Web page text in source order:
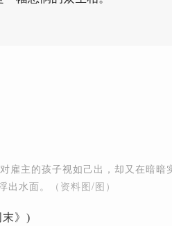
雇主的孩子视如己出，却又在暗暗
水面。
（资料图/图）
末》)